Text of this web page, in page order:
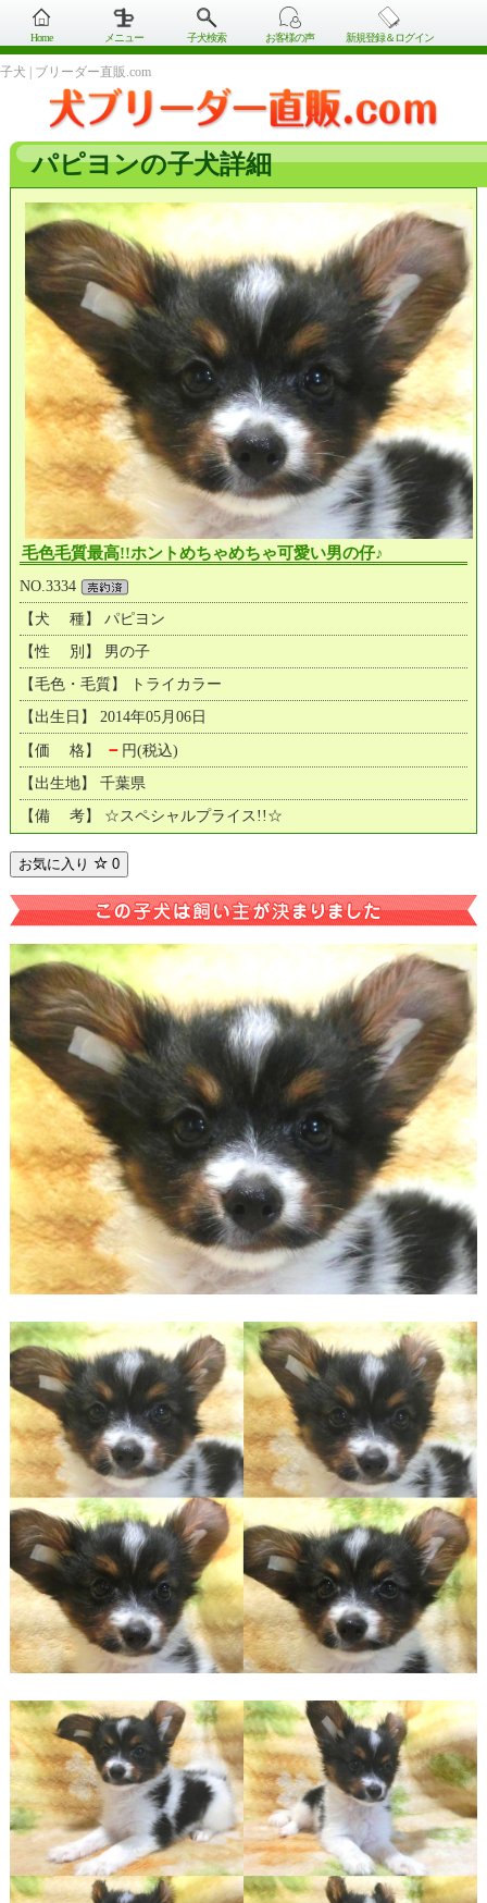
Home メニュー 子犬検索 お客様の声 新規登録＆ログイン
子犬 | ブリーダー直販.com
パピヨンの子犬詳細
毛色毛質最高!!ホントめちゃめちゃ可愛い男の仔♪
NO.3334
【犬 種】 パピヨン
【性 別】 男の子
【毛色・毛質】 トライカラー
【出生日】 2014年05月06日
【価 格】 － 円(税込)
【出生地】 千葉県
【備 考】 ☆スペシャルプライス!!☆
お気に入り 0